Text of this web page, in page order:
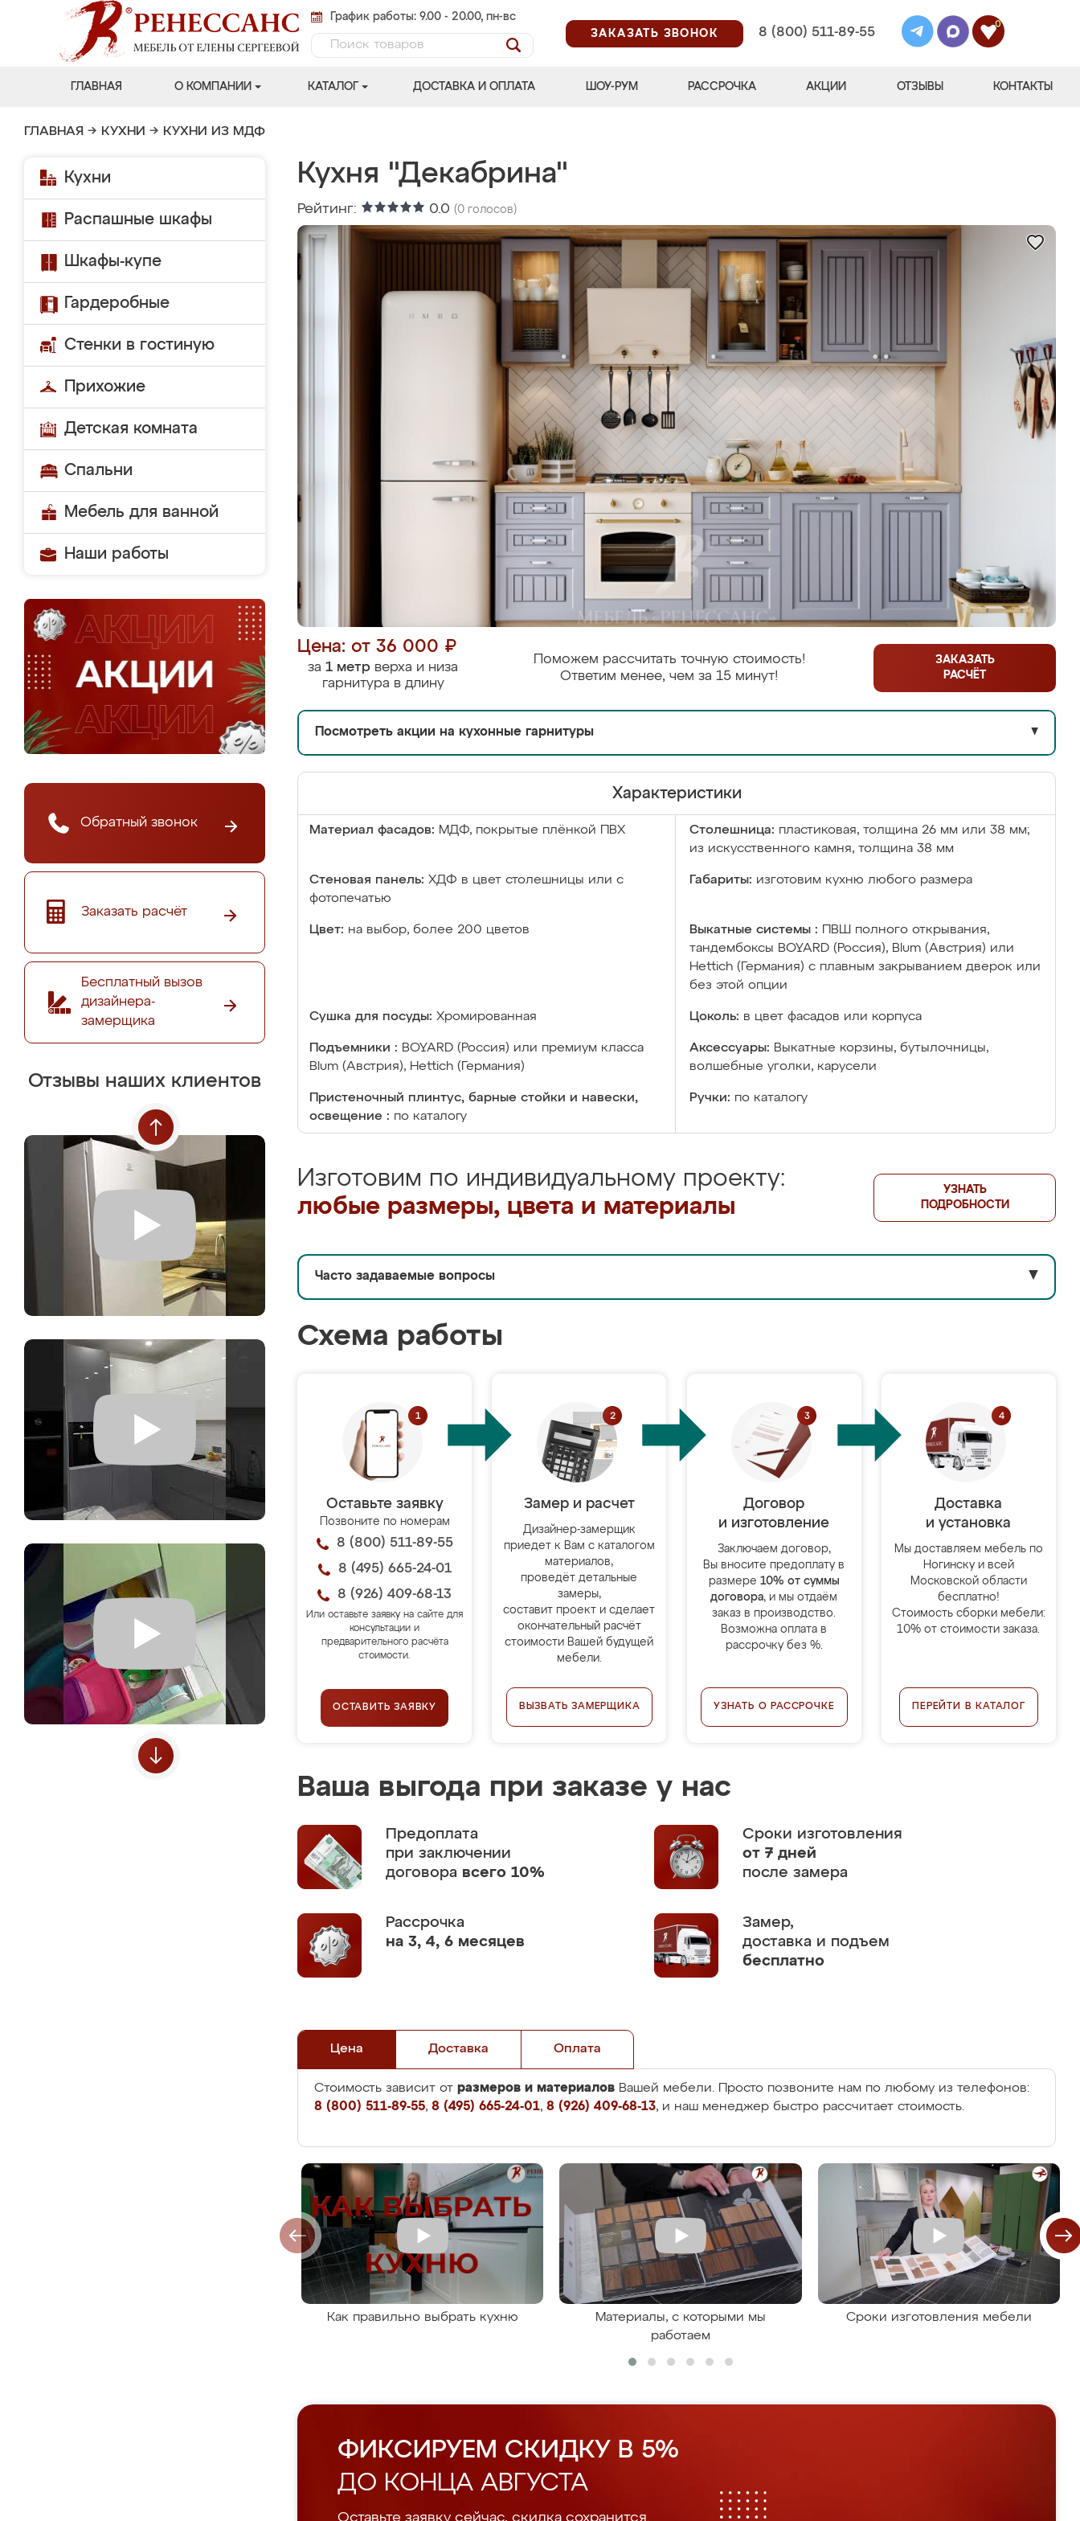
График работы: 9.00 - 20.00, пн-вс
ЗАКАЗАТЬ ЗВОНОК
8 (800) 511-89-55
0
ГЛАВНАЯ О КОМПАНИИ КАТАЛОГ ДОСТАВКА И ОПЛАТА ШОУ-РУМ РАССРОЧКА АКЦИИ ОТЗЫВЫ КОНТАКТЫ
ГЛАВНАЯ → КУХНИ → КУХНИ ИЗ МДФ
Кухни
Распашные шкафы
Шкафы-купе
Гардеробные
Стенки в гостиную
Прихожие
Детская комната
Спальни
Мебель для ванной
Наши работы
Обратный звонок
Заказать расчёт
Бесплатный вызов
дизайнера-
замерщика
Отзывы наших клиентов
Кухня "Декабрина"
Рейтинг: 0.0 (0 голосов)
Цена: от 36 000 ₽
за 1 метр верха и низа
гарнитура в длину
Поможем рассчитать точную стоимость!
Ответим менее, чем за 15 минут!
ЗАКАЗАТЬ
РАСЧЁТ
Посмотреть акции на кухонные гарнитуры ▼
Характеристики
Материал фасадов: МДФ, покрытые плёнкой ПВХ Столешница: пластиковая, толщина 26 мм или 38 мм;
из искусственного камня, толщина 38 мм
Стеновая панель: ХДФ в цвет столешницы или с
фотопечатью
Габариты: изготовим кухню любого размера
Цвет: на выбор, более 200 цветов Выкатные системы :
ПВШ полного открывания,
тандембоксы BOYARD (Россия), Blum (Австрия) или
Hettich (Германия) с плавным закрыванием дверок или
без этой опции
Сушка для посуды: Хромированная Цоколь: в цвет фасадов или корпуса
Подъемники : BOYARD (Россия) или премиум класса
Blum (Австрия), Hettich (Германия)
Аксессуары: Выкатные корзины, бутылочницы,
волшебные уголки, карусели
Пристеночный плинтус, барные стойки и навески,
освещение : по каталогу
Ручки: по каталогу
Изготовим по индивидуальному проекту:
любые размеры, цвета и материалы
УЗНАТЬ
ПОДРОБНОСТИ
Часто задаваемые вопросы ▼
Схема работы
Оставьте заявку
Позвоните по номерам
8 (800) 511-89-55
8 (495) 665-24-01
8 (926) 409-68-13
Или оставьте заявку на сайте для
консультации и
предварительного расчёта
стоимости.
ОСТАВИТЬ ЗАЯВКУ
Замер и расчет
Дизайнер-замерщик
приедет к Вам с каталогом
материалов,
проведёт детальные
замеры,
составит проект и сделает
окончательный расчёт
стоимости Вашей будущей
мебели.
ВЫЗВАТЬ ЗАМЕРЩИКА
Договор
и изготовление
Заключаем договор,
Вы вносите предоплату в
размере 10% от суммы
договора, и мы отдаём
заказ в производство.
Возможна оплата в
рассрочку без %.
УЗНАТЬ О РАССРОЧКЕ
Доставка
и установка
Мы доставляем мебель по
Ногинску и всей
Московской области
бесплатно!
Стоимость сборки мебели:
10% от стоимости заказа.
ПЕРЕЙТИ В КАТАЛОГ
Ваша выгода при заказе у нас
Предоплата
при заключении
договора всего 10%
Сроки изготовления
от 7 дней
после замера
Рассрочка
на 3, 4, 6 месяцев
Замер,
доставка и подъем
бесплатно
Цена Доставка Оплата
Стоимость зависит от размеров и материалов Вашей мебели. Просто позвоните нам по любому из телефонов:
8 (800) 511-89-55, 8 (495) 665-24-01, 8 (926) 409-68-13, и наш менеджер быстро рассчитает стоимость.
Как правильно выбрать кухню
Материалы, с которыми мы
работаем
Сроки изготовления мебели
ФИКСИРУЕМ СКИДКУ В 5%
ДО КОНЦА АВГУСТА
Оставьте заявку сейчас, скидка сохранится.